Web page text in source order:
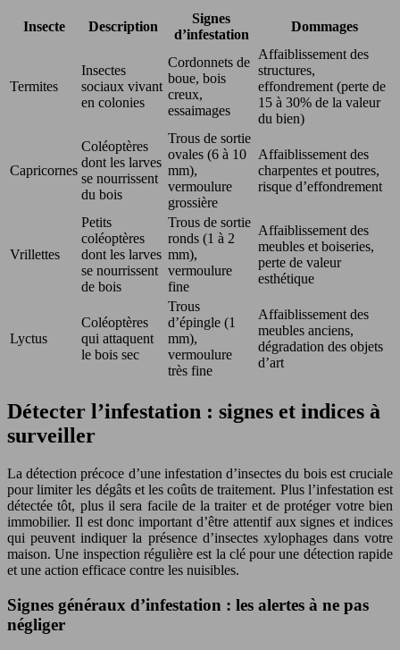
Insecte Description
Signes
d’infestation
Dommages
Termites
Insectes
sociaux vivant
en colonies
Cordonnets de
boue, bois
creux,
essaimages
Affaiblissement des
structures,
effondrement (perte de
15 à 30% de la valeur
du bien)
Capricornes
Coléoptères
dont les larves
se nourrissent
du bois
Trous de sortie
ovales (6 à 10
mm),
vermoulure
grossière
Affaiblissement des
charpentes et poutres,
risque d’effondrement
Vrillettes
Petits
coléoptères
dont les larves
se nourrissent
de bois
Trous de sortie
ronds (1 à 2
mm),
vermoulure
fine
Affaiblissement des
meubles et boiseries,
perte de valeur
esthétique
Lyctus
Coléoptères
qui attaquent
le bois sec
Trous
d’épingle (1
mm),
vermoulure
très fine
Affaiblissement des
meubles anciens,
dégradation des objets
d’art
Détecter l’infestation : signes et indices à
surveiller
La détection précoce d’une infestation d’insectes du bois est cruciale
pour limiter les dégâts et les coûts de traitement. Plus l’infestation est
détectée tôt, plus il sera facile de la traiter et de protéger votre bien
immobilier. Il est donc important d’être attentif aux signes et indices
qui peuvent indiquer la présence d’insectes xylophages dans votre
maison. Une inspection régulière est la clé pour une détection rapide
et une action efficace contre les nuisibles.
Signes généraux d’infestation : les alertes à ne pas
négliger